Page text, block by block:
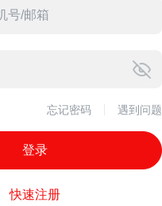
遇到问题
忘记密码
快速注册